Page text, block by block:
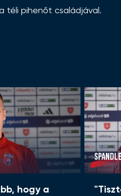
téli pihenőt családjával.
hogy a